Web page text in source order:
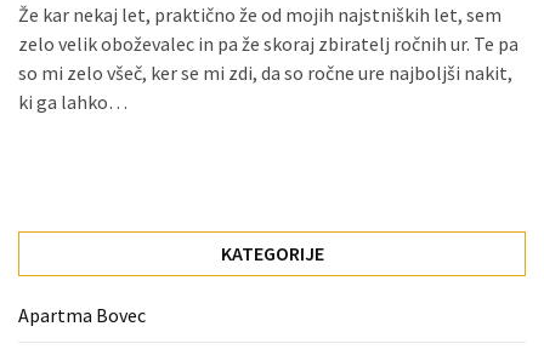
Ko
na
strehi,
Lisjak
Že kar nekaj let, praktično že od mojih najstniških let, sem
zelo velik oboževalec in pa že skoraj zbiratelj ročnih ur. Te pa
so mi zelo všeč, ker se mi zdi, da so ročne ure najboljši nakit,
ki ga lahko…
KATEGORIJE
Apartma Bovec